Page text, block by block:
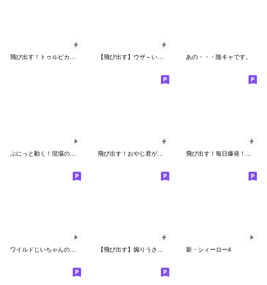
飛び出す！トゥルピカおやじ君 【飛び出す】ウザ～いお猿さんのお正月 あの・・・陰キャです。
新・シィーロー4